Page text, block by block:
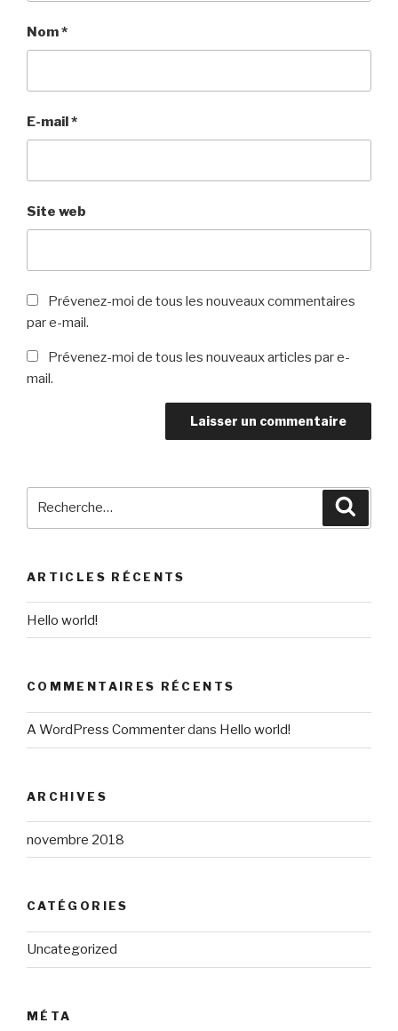
Nom*
E-mail*
Site web
Prévenez-moi de tous les nouveaux commentaires
par e-mail.
Prévenez-moi de tous les nouveaux articles par e-
mail.
ARTICLES RÉCENTS
Hello world!
COMMENTAIRES RÉCENTS
A WordPress Commenterdans Hello world!
ARCHIVES
novembre 2018
CATÉGORIES
Uncategorized
MÉTA